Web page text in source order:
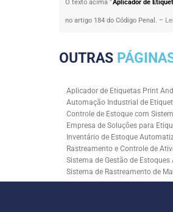
O texto acima "Aplicador de
no artigo 184 do Código Penal. –
OUTRAS
Aplicador de Etiquetas Print
Automação Industrial de
Controle de Estoque com
Empresa de Soluções para
Inventário de Estoque
Rastreamento e Controle de
Sistema de Gestão de
Sistema de Rastreamento de
Solução RFID para Controle